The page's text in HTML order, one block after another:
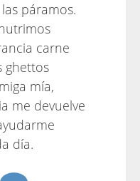
páramos.
carne
ghettos
mía,
me devuelve
día.